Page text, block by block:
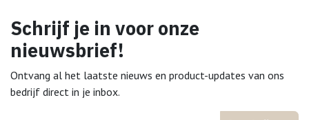
Schrijf je in voor onze
nieuwsbrief!
Ontvang al het laatste nieuws en product-updates van ons
bedrijf direct in je inbox.